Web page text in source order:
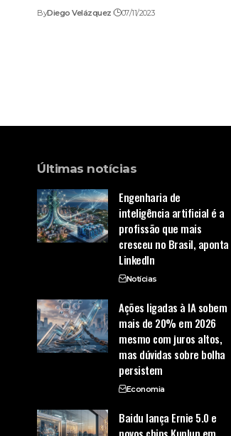
ByDiego Velázquez 07/11/2023
Últimas notícias
Engenharia de
inteligência artificial é a
profissão que mais
cresceu no Brasil, aponta
LinkedIn
Notícias
Ações ligadas à IA sobem
mais de 20% em 2026
mesmo com juros altos,
mas dúvidas sobre bolha
persistem
Economia
Baidu lança Ernie 5.0 e
novos chips Kunlun em